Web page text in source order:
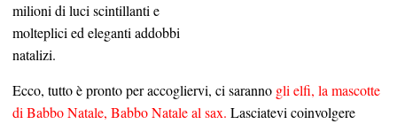
milioni di luci scintillanti e
molteplici ed eleganti addobbi
natalizi.
Ecco, tutto è pronto per accogliervi, ci saranno gli elfi, la mascotte
di Babbo Natale, Babbo Natale al sax. Lasciatevi coinvolgere